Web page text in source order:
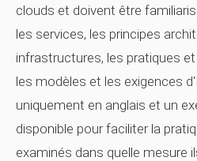
clouds et doivent être
les services, les principes
infrastructures, les pratiques
les modèles et les exigences
uniquement en anglais et un
disponible pour faciliter la
examinés dans quelle mesure